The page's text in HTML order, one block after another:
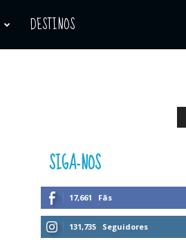
DESTINOS
SIGA-NOS
17,661 Fãs
131,735 Seguidores